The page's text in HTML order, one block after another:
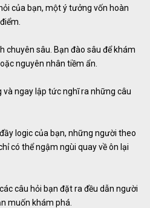
của bạn, một ý tưởng vốn hoàn
chuyên sâu. Bạn đào sâu để khám
nguyên nhân tiềm ẩn.
ngay lập tức nghĩ ra những câu
logic của bạn, những người theo
có thể ngậm ngùi quay về ôn lại
câu hỏi bạn đặt ra đều dẫn người
muốn khám phá.